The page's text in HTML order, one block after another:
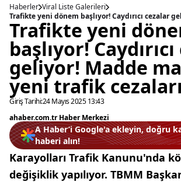
Haberler Viral Liste Galerileri
Trafikte yeni
başlıyor!
geliyor! Madde
yeni trafik cezaları
Giriş Tarihi:24 Mayıs 2025 13:43
ahaber.com.tr Haber Merkezi
A Haber’i Google'a ekleyin, doğru
haberi alın!
Karayolları Trafik Kanunu'nda
değişiklik yapılıyor. TBMM